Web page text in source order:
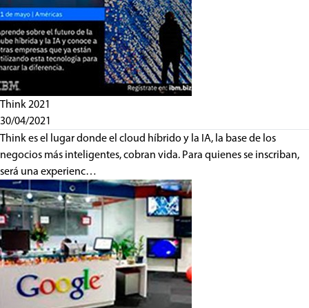
Think 2021
30/04/2021
Think es el lugar donde el cloud híbrido y la IA, la base de los
negocios más inteligentes, cobran vida. Para quienes se inscriban,
será una experienc…